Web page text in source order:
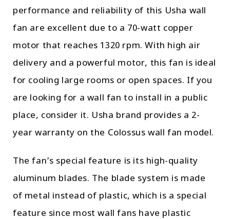
performance and reliability of this Usha wall
fan are excellent due to a 70-watt copper
motor that reaches 1320 rpm. With high air
delivery and a powerful motor, this fan is ideal
for cooling large rooms or open spaces. If you
are looking for a wall fan to install in a public
place, consider it. Usha brand provides a 2-
year warranty on the Colossus wall fan model.
The fan’s special feature is its high-quality
aluminum blades. The blade system is made
of metal instead of plastic, which is a special
feature since most wall fans have plastic